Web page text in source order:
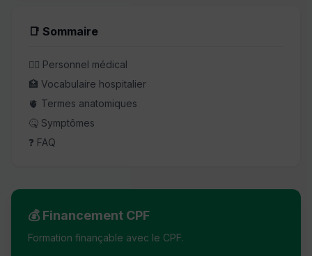
📑 Sommaire
👨‍⚕️ Personnel médical
🏥 Vocabulaire hospitalier
🫀 Termes anatomiques
🤒 Symptômes
❓ FAQ
💰 Financement CPF
Formation finançable avec le CPF.